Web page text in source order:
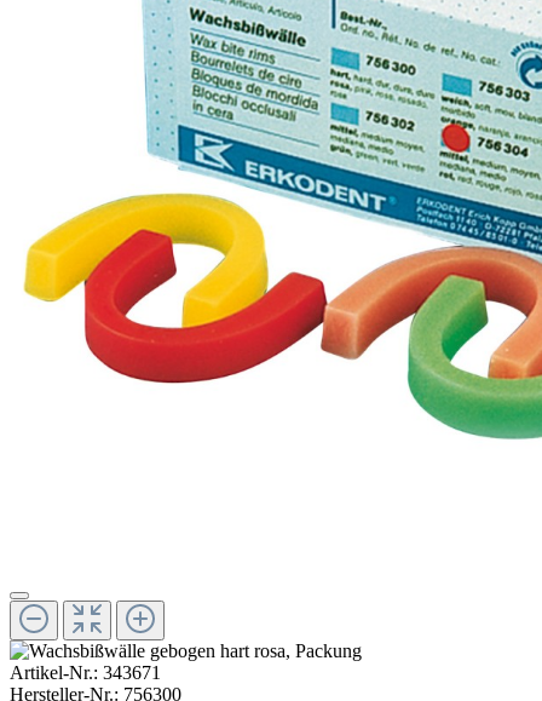
Artikel-Nr.: 343671
Hersteller-Nr.: 756300